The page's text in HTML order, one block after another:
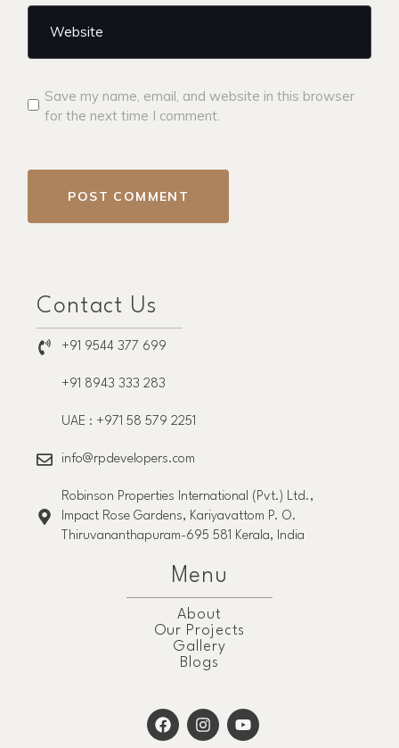
Save my name, email, and website in this browser
for the next time I comment.
POST COMMENT
Contact Us
+91 9544 377 699
+91 8943 333 283
UAE : +971 58 579 2251
info@rpdevelopers.com
Robinson Properties International (Pvt.) Ltd.,
Impact Rose Gardens, Kariyavattom P. O.
Thiruvananthapuram-695 581 Kerala, India
Menu
About
Our Projects
Gallery
Blogs